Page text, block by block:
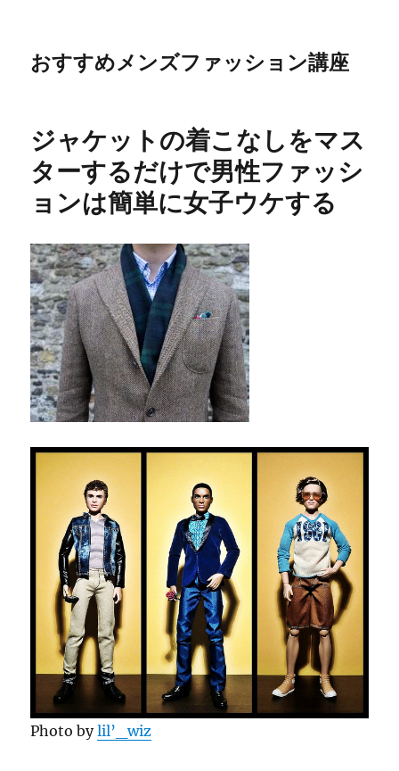
おすすめメンズファッション講座
ジャケットの着こなしをマス
ターするだけで男性ファッシ
ョンは簡単に女子ウケする
Photo bylil’_wiz